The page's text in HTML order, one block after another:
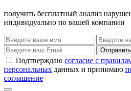
получить бесплатный анализ
индивидуально по вашей компании
Подтверждаю согласие с
персональных данных и принимаю
соглашение